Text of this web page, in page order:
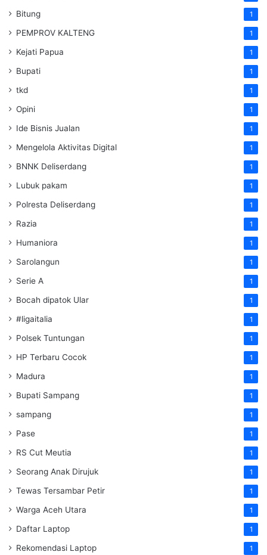
Bitung 1
PEMPROV KALTENG 1
Kejati Papua 1
Bupati 1
tkd 1
Opini 1
Ide Bisnis Jualan 1
Mengelola Aktivitas Digital 1
BNNK Deliserdang 1
Lubuk pakam 1
Polresta Deliserdang 1
Razia 1
Humaniora 1
Sarolangun 1
Serie A 1
Bocah dipatok Ular 1
#ligaitalia 1
Polsek Tuntungan 1
HP Terbaru Cocok 1
Madura 1
Bupati Sampang 1
sampang 1
Pase 1
RS Cut Meutia 1
Seorang Anak Dirujuk 1
Tewas Tersambar Petir 1
Warga Aceh Utara 1
Daftar Laptop 1
Rekomendasi Laptop 1